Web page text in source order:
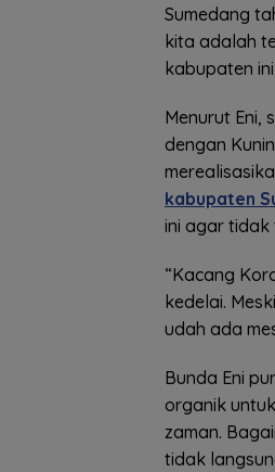
Sumedang
kita adalah
kabupaten
Menurut Eni,
dengan
kabupaten
ini agar tidak
“Kacang
kedelai.
udah ada
Bunda Eni
organik
zaman.
tidak